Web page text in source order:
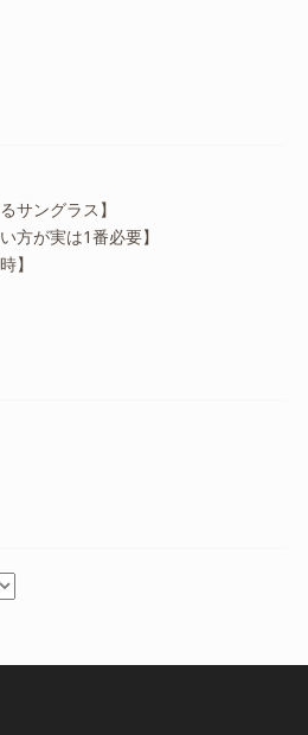
サングラス】
方が実は1番必要】
】